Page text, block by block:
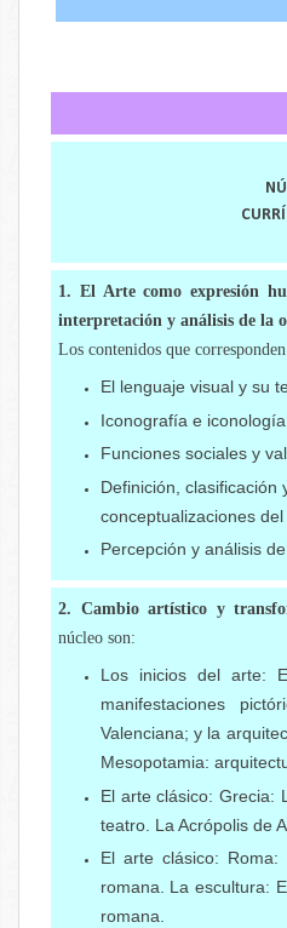
1. El Arte como expresión
interpretación y análisis de la
Los contenidos que
El lenguaje visual y su
Iconografía e iconología.
Funciones sociales y
Definición,
conceptualizaciones del
Percepción y análisis
2. Cambio artístico y
núcleo son:
Los inicios del arte:
manifestaciones
Valenciana; y la
Mesopotamia:
El arte clásico: Grecia:
teatro. La Acrópolis de
El arte clásico: Roma:
romana. La escultura:
romana.